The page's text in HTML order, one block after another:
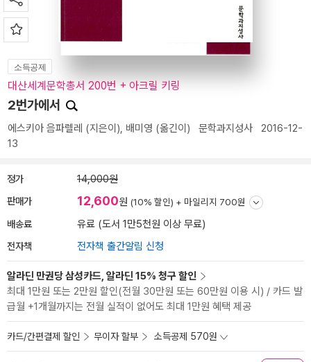
소득공제
대산세계문학총서 200번 + 아크릴 키링
2번가에서
에스키아 음파렐레 (지은이), 배미영 (옮긴이) 문학과지성사 2016-12-
13
정가 14,000원
판매가 12,600원 (10% 할인) + 마일리지 700원
배송료 유료 (도서 1만5천원 이상 무료)
전자책 전자책 출간알림 신청
알라딘 만권당 삼성카드, 알라딘 15% 청구 할인
최대 1만원 또는 2만원 할인(전월 30만원 또는 60만원 이용 시) / 카드 발
급월 +1개월까지는 전월 실적이 없어도 최대 1만원 혜택 제공
카드/간편결제 할인 무이자 할부 소득공제 570원